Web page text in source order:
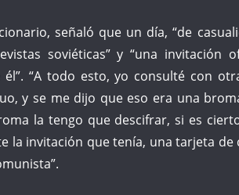
señaló que un día, “de
soviéticas” y “una invitación
“A todo esto, yo consulté con
y se me dijo que eso era una
la tengo que descifrar, si es
la invitación que tenía, una tarjeta de